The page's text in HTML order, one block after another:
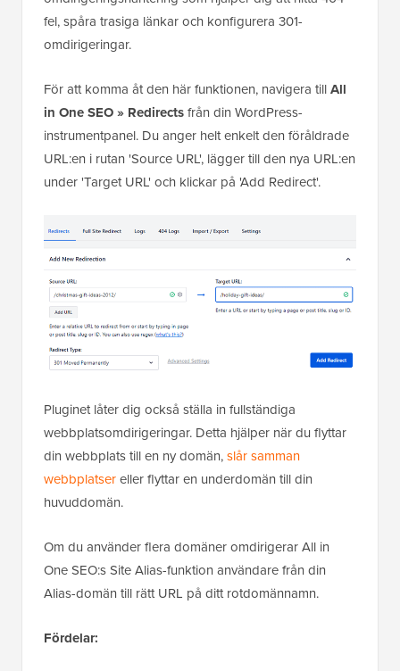
fel, spåra trasiga länkar och konfigurera 301-
omdirigeringar.
För att komma åt den här funktionen, navigera tillAll
in One SEO » Redirectsfrån din WordPress-
instrumentpanel. Du anger helt enkelt den föråldrade
URL:en i rutan 'Source URL', lägger till den nya URL:en
under 'Target URL' och klickar på 'Add Redirect'.
Pluginet låter dig också ställa in fullständiga
webbplatsomdirigeringar. Detta hjälper när du flyttar
din webbplats till en ny domän,slår samman
webbplatsereller flyttar en underdomän till din
huvuddomän.
Om du använder flera domäner omdirigerar All in
One SEO:s Site Alias-funktion användare från din
Alias-domän till rätt URL på ditt rotdomännamn.
Fördelar: